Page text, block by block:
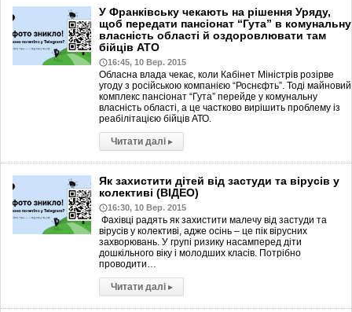
У Франківську чекають на рішення Уряду,
щоб передати пансіонат “Гута” в комунальну
власність області й оздоровлювати там
бійців АТО
16:45, 10 Вер. 2015
Обласна влада чекає, коли Кабінет Міністрів розірве
угоду з російською компанією “Роснєфть”. Тоді майновий
комплекс пансіонат “Гута” перейде у комунальну
власність області, а це частково вирішить проблему із
реабілітацією бійців АТО.
Читати далі ▸
Як захистити дітей від застуди та вірусів у
колективі (ВІДЕО)
16:30, 10 Вер. 2015
Фахівці радять як захистити малечу від застуди та
вірусів у колективі, адже осінь – це пік вірусних
захворювань. У групі ризику насамперед діти
дошкільного віку і молодших класів. Потрібно
проводити…
Читати далі ▸